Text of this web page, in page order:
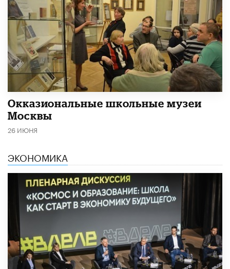
​Окказиональные школьные музеи
Москвы
26 ИЮНЯ
ЭКОНОМИКА